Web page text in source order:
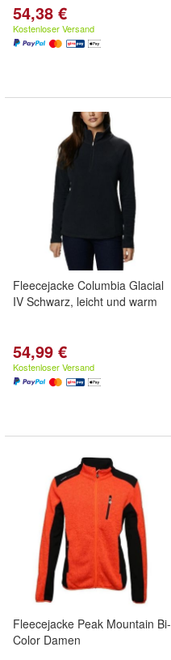
54,38 €
Kostenloser Versand
Fleecejacke Columbia Glacial
IV Schwarz, leicht und warm
54,99 €
Kostenloser Versand
Fleecejacke Peak Mountain Bi-
Color Damen